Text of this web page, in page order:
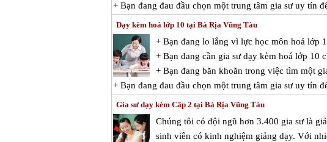
+ Bạn đang đau đầu chọn một trung tâm gia sư uy tín
Dạy kèm hoá lớp 10 tại Bà Rịa Vũng Tàu
+ Bạn đang lo lắng vì lực học môn hoá lớp
+ Bạn đang cần gia sư dạy kèm hoá lớp 10
+ Bạn đang băn khoăn trong việc tìm một
+ Bạn đang đau đầu chọn một trung tâm gia sư uy tín
Gia sư dạy kèm Cấp 2 tại Bà Rịa Vũng Tàu
Chúng tôi có đội ngũ hơn 3.400 gia sư là
sinh viên có kinh nghiệm giảng dạy. Với